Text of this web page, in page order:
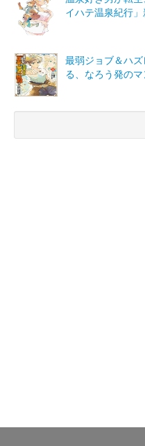
イハテ温泉紀行
最弱ジョブ＆ハ
る、なろう発の